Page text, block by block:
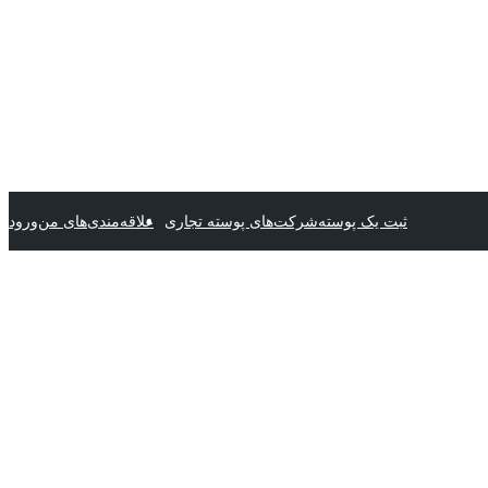
ثبت یک پوستهشرکت‌های پوسته تجاری علاقه‌مندی‌های منورود